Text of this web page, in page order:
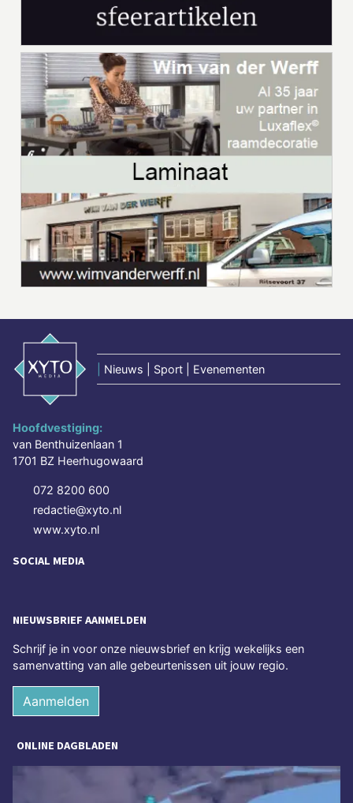
Nieuws | Sport | Evenementen
Hoofdvestiging:
van Benthuizenlaan 1
1701 BZ Heerhugowaard
072 8200 600
redactie@xyto.nl
www.xyto.nl
SOCIAL MEDIA
NIEUWSBRIEF AANMELDEN
Schrijf je in voor onze nieuwsbrief en krijg wekelijks een
samenvatting van alle gebeurtenissen uit jouw regio.
Aanmelden
ONLINE DAGBLADEN